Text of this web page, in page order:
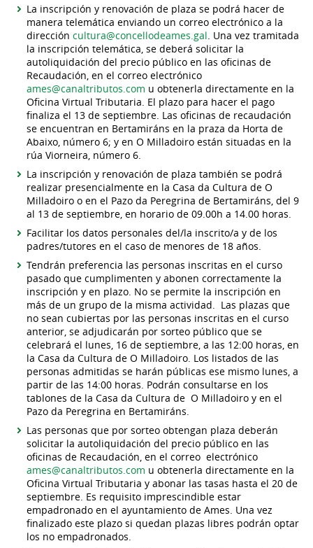
La inscripción y renovación de plaza se podrá hacer de
manera telemática enviando un correo electrónico a la
dirección cultura@concellodeames.gal. Una vez tramitada
la inscripción telemática, se deberá solicitar la
autoliquidación del precio público en las oficinas de
Recaudación, en el correo electrónico
ames@canaltributos.com u obtenerla directamente en la
Oficina Virtual Tributaria. El plazo para hacer el pago
finaliza el 13 de septiembre. Las oficinas de recaudación
se encuentran en Bertamiráns en la praza da Horta de
Abaixo, número 6; y en O Milladoiro están situadas en la
rúa Viorneira, número 6.
La inscripción y renovación de plaza también se podrá
realizar presencialmente en la Casa da Cultura de O
Milladoiro o en el Pazo da Peregrina de Bertamiráns, del 9
al 13 de septiembre, en horario de 09.00h a 14.00 horas.
Facilitar los datos personales del/la inscrito/a y de los
padres/tutores en el caso de menores de 18 años.
Tendrán preferencia las personas inscritas en el curso
pasado que cumplimenten y abonen correctamente la
inscripción y en plazo. No se permite la inscripción en
más de un grupo de la misma actividad. Las plazas que
no sean cubiertas por las personas inscritas en el curso
anterior, se adjudicarán por sorteo público que se
celebrará el lunes, 16 de septiembre, a las 12:00 horas, en
la Casa da Cultura de O Milladoiro. Los listados de las
personas admitidas se harán públicas ese mismo lunes, a
partir de las 14:00 horas. Podrán consultarse en los
tablones de la Casa da Cultura de O Milladoiro y en el
Pazo da Peregrina en Bertamiráns.
Las personas que por sorteo obtengan plaza deberán
solicitar la autoliquidación del precio público en las
oficinas de Recaudación, en el correo electrónico
ames@canaltributos.com u obtenerla directamente en la
Oficina Virtual Tributaria y abonar las tasas hasta el 20 de
septiembre. Es requisito imprescindible estar
empadronado en el ayuntamiento de Ames. Una vez
finalizado este plazo si quedan plazas libres podrán optar
los no empadronados.